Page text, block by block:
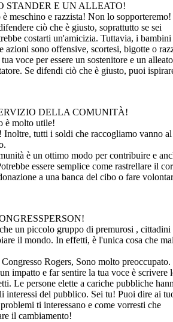
STANDER E UN ALLEATO!
meschino e razzista! Non lo sopporteremo!
ciò che è giusto, soprattutto se sei
costarti un'amicizia. Tuttavia, i bambini
azioni sono offensive, scortesi, bigotte o
voce per essere un sostenitore e un alleato
Se difendi ciò che è giusto, puoi
DELLA COMUNITÀ!
è molto utile!
tutti i soldi che raccogliamo vanno al
è un ottimo modo per contribuire e
essere semplice come rastrellare il
a una banca del cibo o fare
un piccolo gruppo di premurosi , cittadini
il mondo. In effetti, è l'unica cosa che
Rogers, Sono molto preoccupato.
impatto e far sentire la tua voce è scrivere
Le persone elette a cariche pubbliche
interessi del pubblico. Sei tu! Puoi dire ai
ti interessano e come vorresti che
il cambiamento!